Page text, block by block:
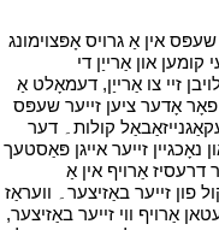
אין אַ גרויס אָפּצוימונג
און אַרייַן די
זיי צו אַרייַן, דעמאָלט אַ
אָדער ציען זייער שעפּס
קולות۔ דער
נאָכגיין זייער אייגן פּאַסטעך
אַרויף אין אַ
פון זייער באַזיצער۔ וועראַז
אַרויף ווי זייער באַזיצער,